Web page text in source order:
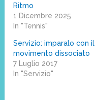
Ritmo
1 Dicembre 2025
In "Tennis"
Servizio: imparalo con il
movimento dissociato
7 Luglio 2017
In "Servizio"